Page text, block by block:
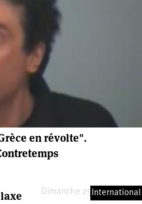
en révolte".
Dimanche 25 janvier 2009
International